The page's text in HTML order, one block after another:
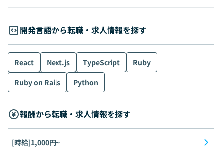
開発言語から転職・求人情報を探す
React Next.js TypeScript
Ruby
Ruby on Rails
Python
報酬から転職・求人情報を探す
[時給]1,000円~